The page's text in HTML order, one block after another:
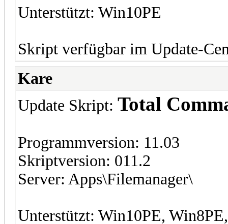
Unterstützt: Win10PE
Skript verfügbar im Update-
Kare
Update Skript: Total
Programmversion: 11.03
Skriptversion: 011.2
Server: Apps\Filemanager\
Unterstützt: Win10PE,